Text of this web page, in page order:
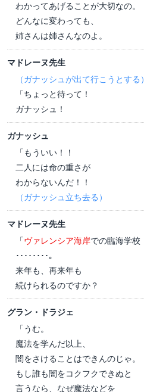
わかってあげることが大切なの。
どんなに変わっても、
姉さんは姉さんなのよ。
マドレーヌ先生
（ガナッシュが出て行こうとする）
「ちょっと待って！
ガナッシュ！
ガナッシュ
「もういい！！
二人には命の重さが
わからないんだ！！
（ガナッシュ立ち去る）
マドレーヌ先生
「ヴァレンシア海岸での臨海学校
････････。
来年も、再来年も
続けられるのですか？
グラン・ドラジェ
「うむ。
魔法を学んだ以上、
闇をさけることはできんのじゃ。
もし誰も闇をコクフクできぬと
言うなら、なぜ魔法などを